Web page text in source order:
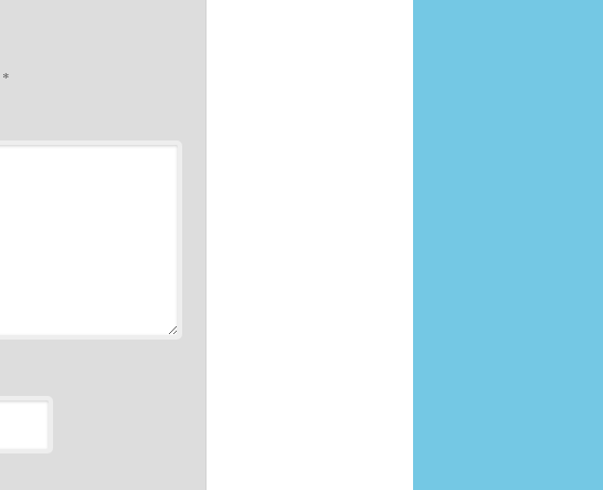
*